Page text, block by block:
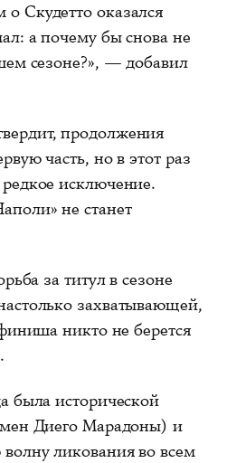
Скудетто оказался
а почему бы снова не
сезоне?», — добавил
продолжения
часть, но в этот раз
исключение.
не станет
за титул в сезоне
захватывающей,
никто не берется
была исторической
Диего Марадоны) и
ликования во всем